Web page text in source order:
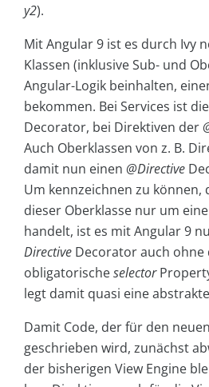
y2).
Mit Angular 9 ist es durch Ivy
Klassen (inklusive Sub- und
Angular-Logik beinhalten,
bekommen. Bei Services ist
Decorator, bei Direktiven der
Auch Oberklassen von z. B.
damit nun einen @Directive
Um kennzeichnen zu können,
dieser Oberklasse nur um
handelt, ist es mit Angular 9
Directive Decorator auch ohne
obligatorischeselector
legt damit quasi eine
Damit Code, der für den
geschrieben wird, zunächst
der bisherigen View Engine